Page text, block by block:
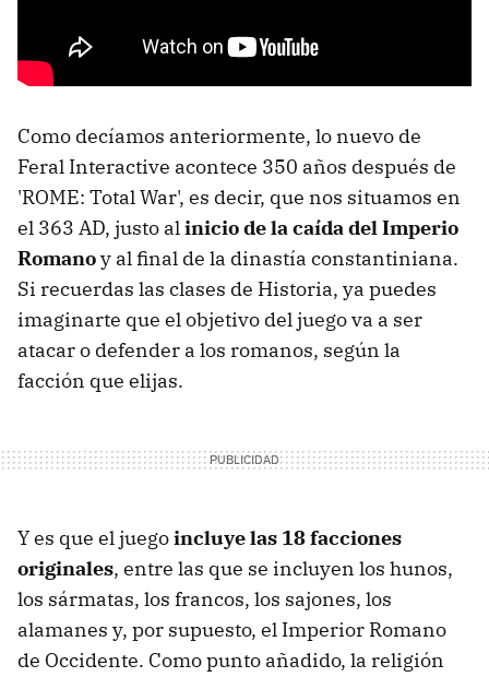
Como decíamos anteriormente, lo nuevo de
Feral Interactive acontece 350 años después de
'ROME: Total War', es decir, que nos situamos en
el 363 AD, justo alinicio de la caída del Imperio
Romanoy al final de la dinastía constantiniana.
Si recuerdas las clases de Historia, ya puedes
imaginarte que el objetivo del juego va a ser
atacar o defender a los romanos, según la
facción que elijas.
Y es que el juegoincluye las 18 facciones
originales, entre las que se incluyen los hunos,
los sármatas, los francos, los sajones, los
alamanes y, por supuesto, el Imperior Romano
de Occidente. Como punto añadido, la religión